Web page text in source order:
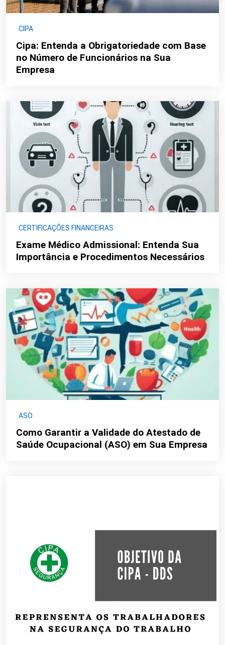
CIPA
Cipa: Entenda a Obrigatoriedade com Base
no Número de Funcionários na Sua
Empresa
CERTIFICAÇÕES FINANCEIRAS
Exame Médico Admissional: Entenda Sua
Importância e Procedimentos Necessários
ASO
Como Garantir a Validade do Atestado de
Saúde Ocupacional (ASO) em Sua Empresa